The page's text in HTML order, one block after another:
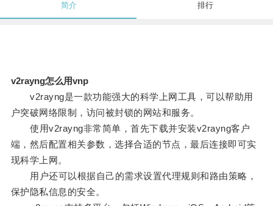
简介 排行
v2rayng怎么用vnp
v2rayng是一款功能强大的科学上网工具，可以帮助用
户突破网络限制，访问被封锁的网站和服务。
使用v2rayng非常简单，首先下载并安装v2rayng客户
端，然后配置相关参数，选择合适的节点，最后连接即可实
现科学上网。
用户还可以根据自己的需求设置代理规则和路由策略，
保护隐私信息的安全。